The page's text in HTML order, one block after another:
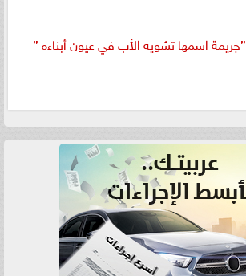
”جريمة اسمها تشويه الأب في عيون أبناءه ”